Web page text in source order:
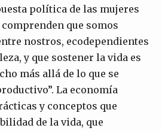
política de las mujeres
que somos
nostros, ecodependientes
y que sostener la vida es
más allá de lo que se
La economía
y conceptos que
de la vida, que